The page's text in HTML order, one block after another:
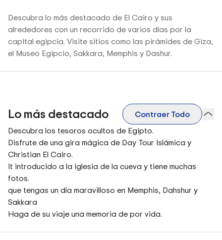
Descubra lo más destacado de El Cairo y sus
alrededores con un recorrido de varios días por la
capital egipcia. Visite sitios como las pirámides de Giza,
el Museo Egipcio, Sakkara, Memphis y Dashur.
Lo más destacado
Contraer Todo
Descubra los tesoros ocultos de Egipto.
Disfrute de una gira mágica de Day Tour Islámica y
Christian El Cairo.
It introducido a la iglesia de la cueva y tiene muchas
fotos.
que tengas un día maravilloso en Memphis, Dahshur y
Sakkara
Haga de su viaje una memoria de por vida.